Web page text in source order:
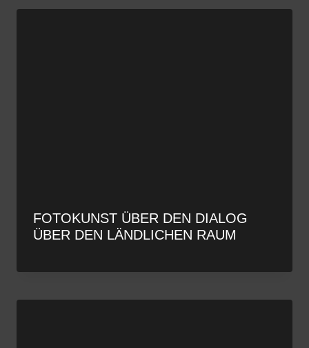
FOTOKUNST ÜBER DEN DIALOG
ÜBER DEN LÄNDLICHEN RAUM